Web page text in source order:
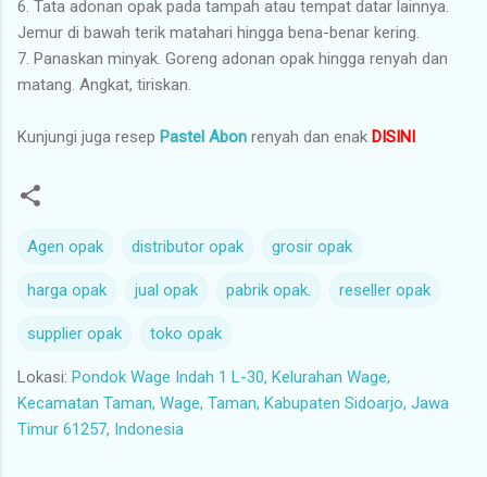
6. Tata adonan opak pada tampah atau tempat datar lainnya.
Jemur di bawah terik matahari hingga bena-benar kering.
7. Panaskan minyak. Goreng adonan opak hingga renyah dan
matang. Angkat, tiriskan.
Kunjungi juga resep Pastel Abon renyah dan enak DISINI
Agen opak distributor opak grosir opak
harga opak jual opak pabrik opak. reseller opak
supplier opak toko opak
Lokasi: Pondok Wage Indah 1 L-30, Kelurahan Wage,
Kecamatan Taman, Wage, Taman, Kabupaten Sidoarjo, Jawa
Timur 61257, Indonesia